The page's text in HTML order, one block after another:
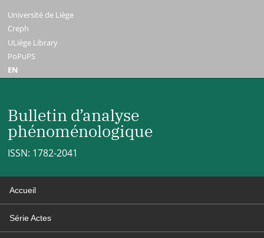
Université de Liège
Creph
ULiège Library
PoPuPS
EN
Bulletin d’analyse
phénoménologique
ISSN: 1782-2041
Accueil
Série Actes